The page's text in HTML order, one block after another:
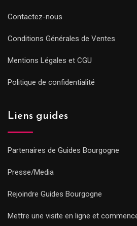
Contactez-nous
Conditions Générales de Ventes
Mentions Légales et CGU
Politique de confidentialité
Liens guides
Partenaires de Guides Bourgogne
Presse/Media
Rejoindre Guides Bourgogne
Mettre une visite en ligne et